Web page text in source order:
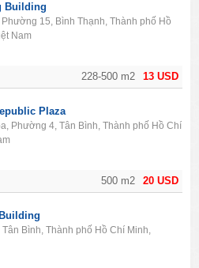
13 USD
228-500 m2
Building
15, Bình Thạnh, Thành phố Hồ
Nam
20 USD
500 m2
Plaza
Phường 4, Tân Bình, Thành phố Hồ Chí
Tân Bình, Thành phố Hồ Chí Minh,